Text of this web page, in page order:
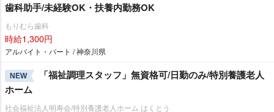
歯科助手/未経験OK・扶養内勤務OK
もりむら歯科
時給1,300円
アルバイト・パート / 神奈川県
NEW
「福祉調理スタッフ」無資格可/日勤のみ/特別養護老人
ホーム
社会福祉法人明寿会/特別養護老人ホーム はくとう